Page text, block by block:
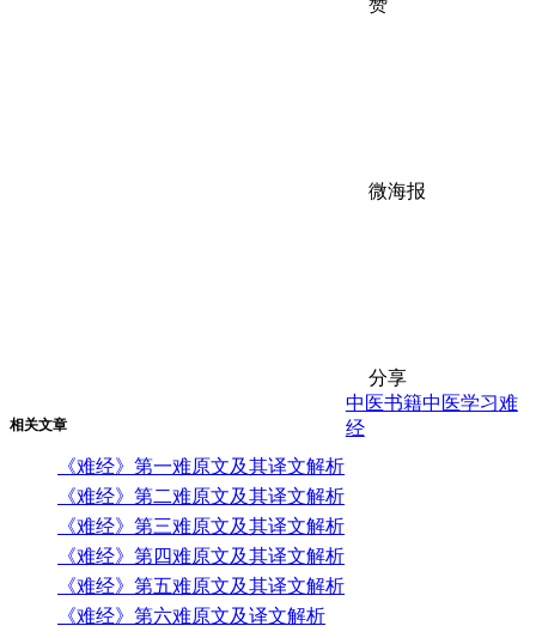
赞
微海报
分享
相关文章
《难经》第一难原文及其译文解析
《难经》第二难原文及其译文解析
《难经》第三难原文及其译文解析
《难经》第四难原文及其译文解析
《难经》第五难原文及其译文解析
《难经》第六难原文及译文解析
中医书籍中医学习难
经